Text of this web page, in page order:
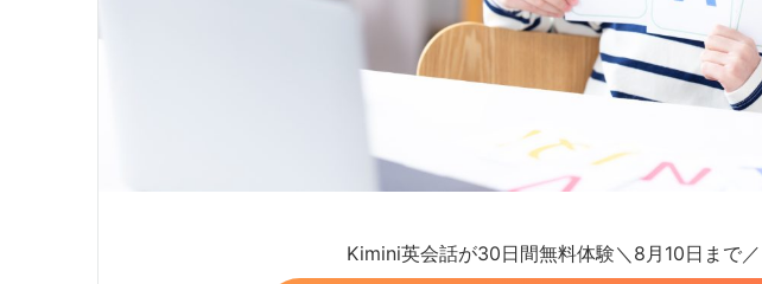
Kimini英会話が30日間無料体験＼8月10日まで／